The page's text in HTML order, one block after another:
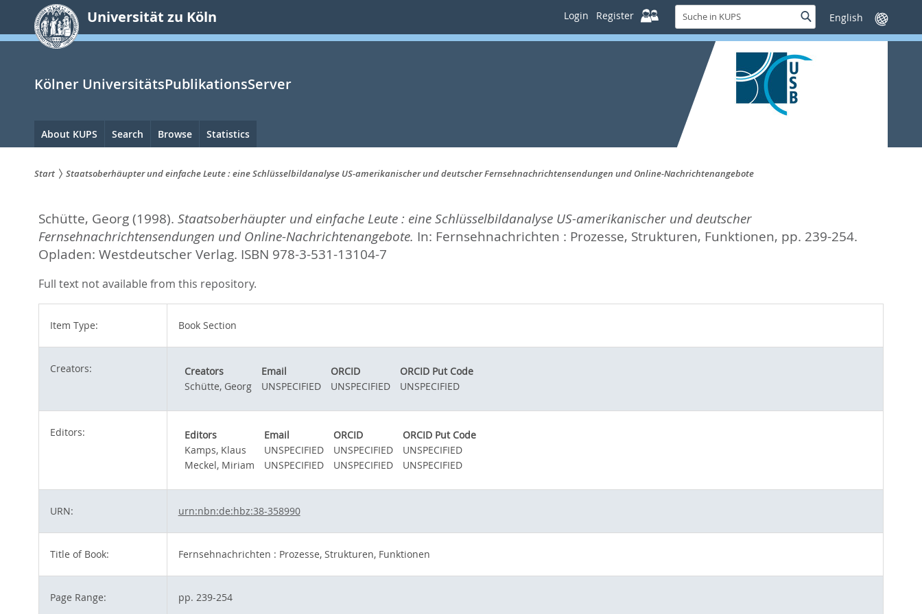
springen
Universität zu Köln Login Register
Suche
in
KUPS
SucheSprache
wechseln
Kölner UniversitätsPublikationsServer
Hauptnavigation
About KUPS Search Browse Statistics
sind
hier:
Start Staatsoberhäupter und einfache Leute : eine Schlüsselbildanalyse US-amerikanischer und deutscher Fernsehnachrichtensendungen und Online-Nachrichtenangebote
Schütte, Georg (1998). Staatsoberhäupter und einfache Leute : eine Schlüsselbildanalyse US-amerikanischer und deutscher
Fernsehnachrichtensendungen und Online-Nachrichtenangebote. In: Fernsehnachrichten : Prozesse, Strukturen, Funktionen, pp. 239-254.
Opladen: Westdeutscher Verlag. ISBN 978-3-531-13104-7
Full text not available from this repository.
Item Type: Book Section
Creators: Creators Email ORCID
ORCID Put Code
Schütte, Georg
UNSPECIFIED UNSPECIFIED UNSPECIFIED
Editors: Editors Email ORCID
ORCID Put Code
Kamps, Klaus
UNSPECIFIED UNSPECIFIED
UNSPECIFIED
Meckel, Miriam
UNSPECIFIED UNSPECIFIED UNSPECIFIED
URN: urn:nbn:de:hbz:38-358990
Title of Book: Fernsehnachrichten : Prozesse, Strukturen, Funktionen
Page Range: pp. 239-254